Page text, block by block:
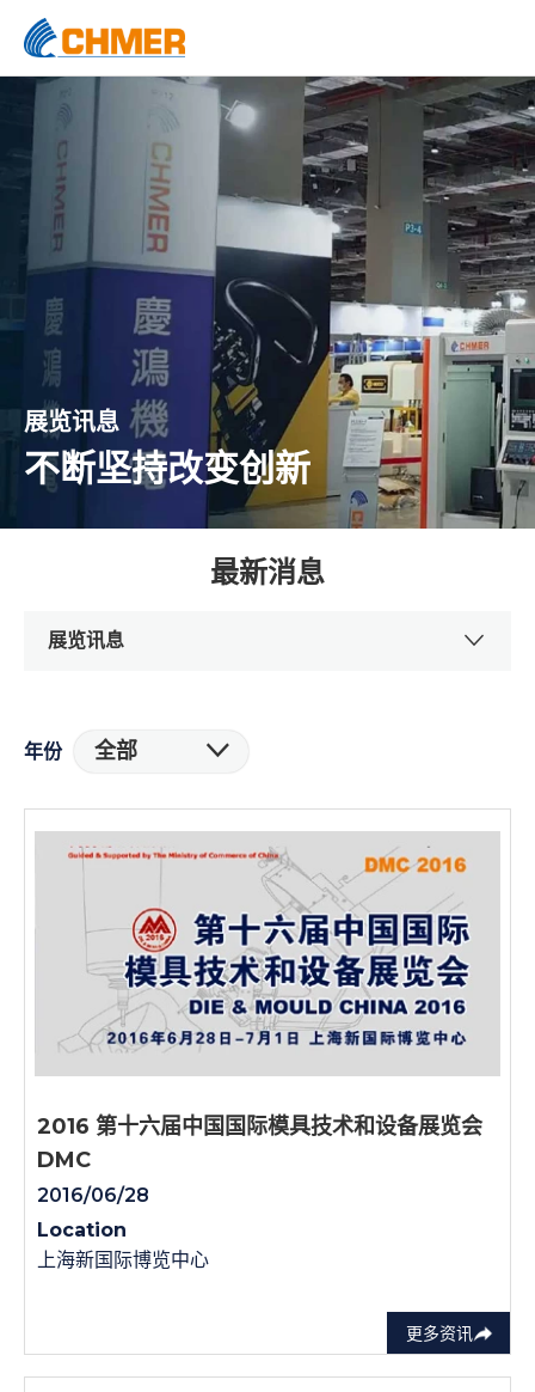
展览讯息
不断坚持改变创新
最新消息
展览讯息
年份 全部
更多资讯
2016 第十六届中国国际模具技术和设备展览会
DMC
2016/06/28
Location
上海新国际博览中心